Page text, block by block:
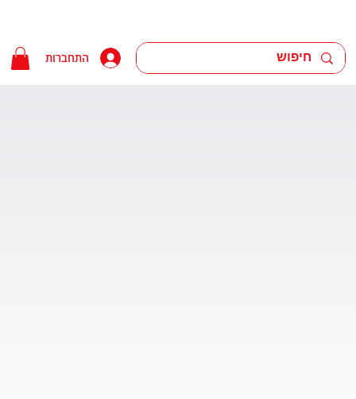
התחברות